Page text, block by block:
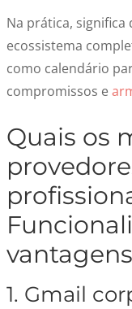
Na prática, significa
ecossistema
como calendário
compromissos e
Quais os
vantagens
1. Gmail